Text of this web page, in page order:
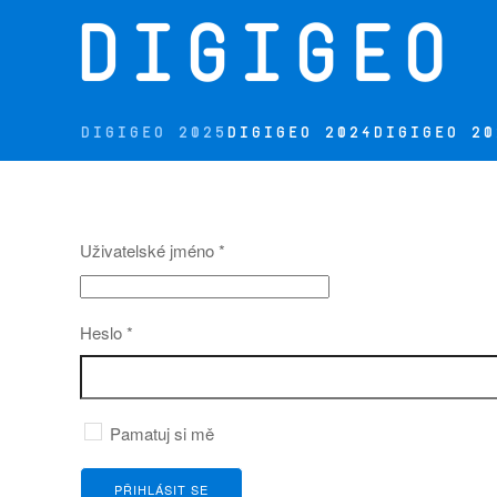
DIGIGEO 2025 DIGIGEO 2024 DIGIGEO
Uživatelské jméno*
Heslo*
Pamatuj si mě
PŘIHLÁSIT SE